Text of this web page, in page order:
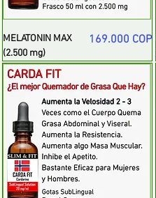
MELATONIN MAX
(2.500 mg)
Precio
169.000 COP